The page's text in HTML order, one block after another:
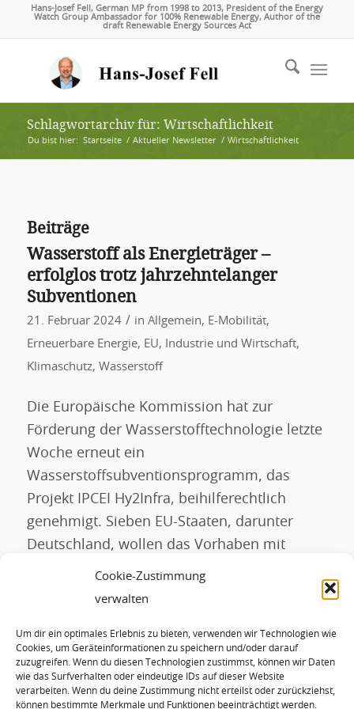
Cookie-Zustimmung
verwalten
Um dir ein optimales Erlebnis zu bieten, verwenden wir Technologien wie
Cookies, um Geräteinformationen zu speichern und/oder darauf
zuzugreifen. Wenn du diesen Technologien zustimmst, können wir Daten
wie das Surfverhalten oder eindeutige IDs auf dieser Website
verarbeiten. Wenn du deine Zustimmung nicht erteilst oder zurückziehst,
können bestimmte Merkmale und Funktionen beeinträchtigt werden.
Hans-Josef Fell, German MP from 1998 to 2013, President of the Energy
Watch Group Ambassador for 100% Renewable Energy, Author of the
draft Renewable Energy Sources Act
Schlagwortarchiv für: Wirtschaftlichkeit
Du bist hier: Startseite / Aktueller Newsletter / Wirtschaftlichkeit
Beiträge
Wasserstoff als Energieträger –
erfolglos trotz jahrzehntelanger
Subventionen
21. Februar 2024 / in Allgemein, E-Mobilität,
Erneuerbare Energie, EU, Industrie und Wirtschaft,
Klimaschutz, Wasserstoff
Die Europäische Kommission hat zur
Förderung der Wasserstofftechnologie letzte
Woche erneut ein
Wasserstoffsubventionsprogramm, das
Projekt IPCEI Hy2Infra, beihilferechtlich
genehmigt. Sieben EU-Staaten, darunter
Deutschland, wollen das Vorhaben mit
öffentlichen Mitteln in Höhe von bis zu 6,9
Milliarden Euro unterstützen. Dies soll
Milliarden Euro auslösen. IPCEI Hy2Infra soll
einen großen Teil der […]